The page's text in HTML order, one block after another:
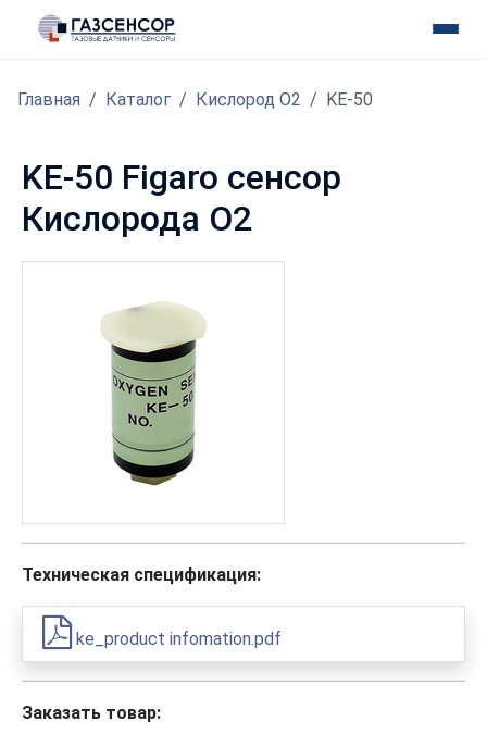
Главная Каталог Кислород O2 KE-50
KE-50 Figaro сенсор
Кислорода O2
Техническая спецификация:
ke_product infomation.pdf
Заказать товар: